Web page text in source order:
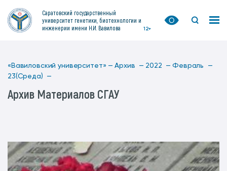
Саратовский государственный
университет генетики, биотехнологии и
инженерии имени Н.И. Вавилова
12+
«Вавиловский университет» — Архив — 2022 — Февраль —
23(Среда) —
Архив Материалов СГАУ